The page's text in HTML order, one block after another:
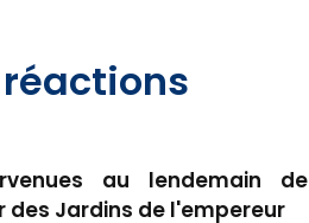
au lendemain de
Jardins de l'empereur